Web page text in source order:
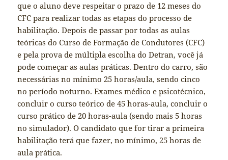
que o aluno deve respeitar o prazo de 12 meses do
CFC para realizar todas as etapas do processo de
habilitação. Depois de passar por todas as aulas
teóricas do Curso de Formação de Condutores (CFC)
e pela prova de múltipla escolha do Detran, você já
pode começar as aulas práticas. Dentro do carro, são
necessárias no mínimo 25 horas/aula, sendo cinco
no período noturno. Exames médico e psicotécnico,
concluir o curso teórico de 45 horas-aula, concluir o
curso prático de 20 horas-aula (sendo mais 5 horas
no simulador). O candidato que for tirar a primeira
habilitação terá que fazer, no mínimo, 25 horas de
aula prática.